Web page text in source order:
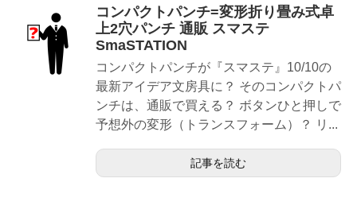
コンパクトパンチ=変形折り畳み式卓
上2穴パンチ 通販 スマステ
SmaSTATION
コンパクトパンチが『スマステ』10/10の
最新アイデア文房具に？ そのコンパクトパ
ンチは、通販で買える？ ボタンひと押しで
予想外の変形（トランスフォーム）？ リ...
記事を読む